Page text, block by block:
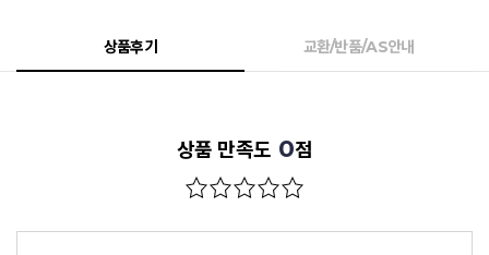
상품후기 교환/반품/AS안내
상품 만족도 0점